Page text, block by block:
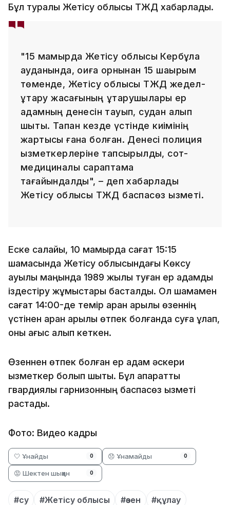
Бұл туралы Жетісу облысы ТЖД хабарлады.
"15 мамырда Жетісу облысы Кербұлақ
ауданында, оқиға орнынан 15 шақырым
төменде, Жетісу облысы ТЖД жедел-
құтқару жасағының құтқарушылары ер
адамның денесін тауып, судан алып
шықты. Тапқан кезде үстінде киімінің
жартысы ғана болған. Денесі полиция
қызметкерлеріне тапсырылды, сот-
медициналық сараптама
тағайындалды", – деп хабарлады
Жетісу облысы ТЖД баспасөз қызметі.
Еске салайық, 10 мамырда сағат 15:15
шамасында Жетісу облысындағы Көксу
ауылы маңында 1989 жылы туған ер адамды
іздестіру жұмыстары басталды. Ол шамамен
сағат 14:00-де темір арқан арқылы өзеннің
үстінен арқан арқылы өтпек болғанда суға құлап,
оны ағыс алып кеткен.
Өзеннен өтпек болған ер адам әскери
қызметкер болып шықты. Бұл ақпаратты
гвардиялық гарнизонның баспасөз қызметі
растады.
Фото: Видео кадры
🤍 Ұнайды 0 😞 Ұнамайды 0
😡 Шектен шыққан 0
#су #Жетісу облысы #өзен
#құлау